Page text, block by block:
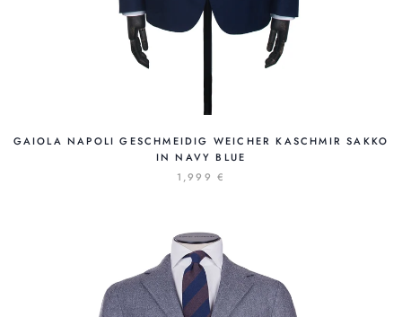
GAIOLA NAPOLI GESCHMEIDIG WEICHER KASCHMIR SAKKO
IN NAVY BLUE
1,999 €